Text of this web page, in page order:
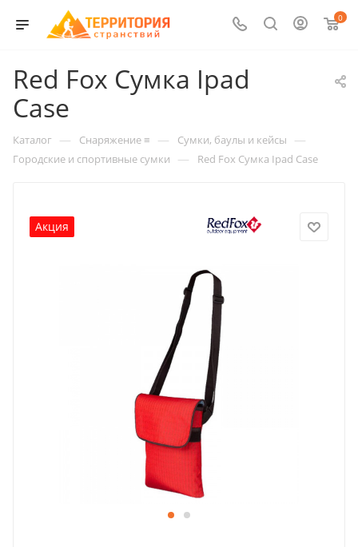
0
Red Fox Сумка Ipad
Case
Каталог — Снаряжение ≡ — Сумки, баулы и кейсы —
Городские и спортивные сумки — Red Fox Сумка Ipad Case
Акция